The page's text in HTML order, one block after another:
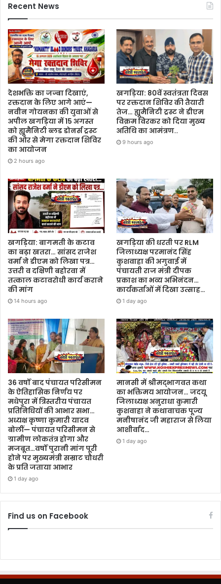
Recent News
देशभक्ति का जज्बा दिखाएं,
रक्तदान के लिए आगे आएं—
नवीन गोयनका की युवाओं से
अपील खगड़िया में 15 अगस्त
को ह्यूमैनिटी ब्लड डोनर्स ट्रस्ट
की ओर से मेगा रक्तदान शिविर
का आयोजन
2 hours ago
खगड़िया: 80वें स्वतंत्रता दिवस
पर रक्तदान शिविर की तैयारी
तेज… ह्यूमैनिटी ट्रस्ट ने डीएम
विक्रम विरकर को दिया मुख्य
अतिथि का आमंत्रण..
9 hours ago
खगड़िया: बागमती के कटाव
का बढ़ा खतरा… सांसद राजेश
वर्मा ने डीएम को लिखा पत्र…
उत्तरी व दक्षिणी बहोरवा में
तत्काल कटावरोधी कार्य कराने
की मांग
14 hours ago
खगड़िया की धरती पर RLM
जिलाध्यक्ष परमानंद सिंह
कुशवाहा की अगुवाई में
पंचायती राज मंत्री दीपक
प्रकाश का भव्य अभिनंदन…
कार्यकर्ताओं में दिखा उत्साह…
1 day ago
36 वर्षों बाद पंचायत परिसीमन
के ऐतिहासिक निर्णय पर
मधेपुरा में त्रिस्तरीय पंचायत
प्रतिनिधियों की आभार सभा…
अध्यक्ष कृष्णा कुमारी यादव
बोलीं— पंचायत परिसीमन से
ग्रामीण लोकतंत्र होगा और
मजबूत…वर्षों पुरानी मांग पूरी
होने पर मुख्यमंत्री सम्राट चौधरी
के प्रति जताया आभार
1 day ago
मानसी में श्रीमद्भागवत कथा
का भक्तिमय आयोजन… जदयू
जिलाध्यक्ष अनुराधा कुमारी
कुशवाहा ने कथावाचक पूज्य
मनीषानंद जी महाराज से लिया
आशीर्वाद…
1 day ago
Find us on Facebook